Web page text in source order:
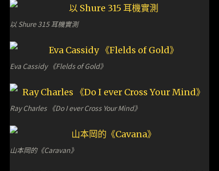
以 Shure 315 耳機實測
Eva Cassidy 《Flelds of Gold》
Ray Charles 《Do I ever Cross Your Mind》
山本岡的《Caravan》